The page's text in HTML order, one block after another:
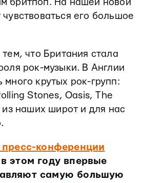
бритпоп. На нашей новой
чувствоваться его большое
тем, что Британия стала
рок-музыки. В Англии
много крутых рок-групп:
Stones, Oasis, The
наших широт и для нас
пресс-конференции
этом году впервые
самую большую